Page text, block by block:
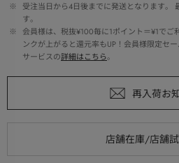
※
受注当日から4日後までに発送となります。
す。
※
会員様は、税抜¥100毎に1ポイント＝¥1で
ンクが上がると還元率もUP！会員様限定セ
サービスの詳細はこちら。